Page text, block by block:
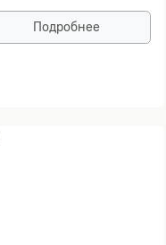
Подробнее